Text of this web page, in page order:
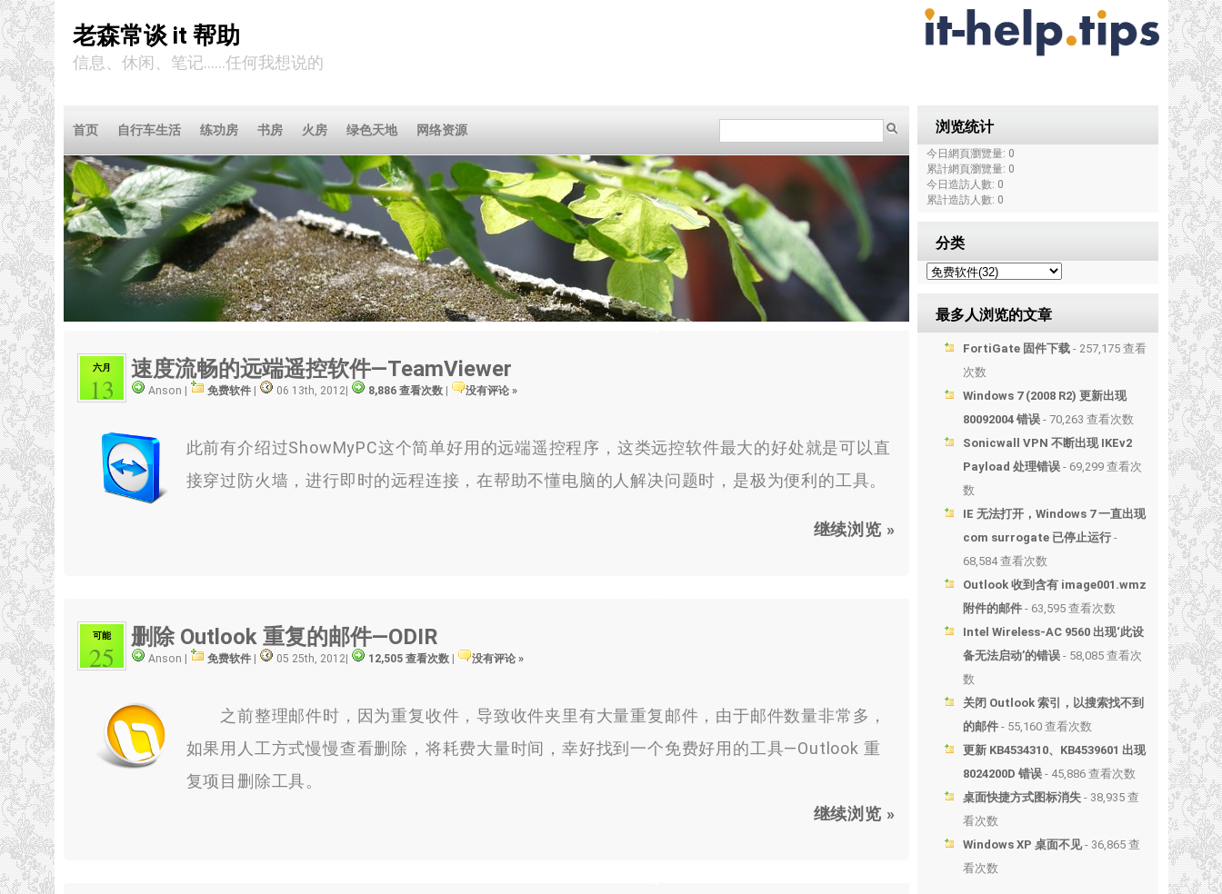
老森常谈 it 帮助
信息、休闲、笔记……任何我想说的
首页 自行车生活 练功房 书房 火房 绿色天地 网络资源
六月
13
速度流畅的远端遥控软件—TeamViewer
Anson | 免费软件| 06 13th, 2012| 8,886 查看次数 没有评论 »
此前有介绍过ShowMyPC这个简单好用的远端遥控程序，这类远控软件最大的好处就是可以直
接穿过防火墙，进行即时的远程连接，在帮助不懂电脑的人解决问题时，是极为便利的工具。
继续浏览 »
可能
25
删除 Outlook 重复的邮件—ODIR
Anson | 免费软件| 05 25th, 2012| 12,505 查看次数 | 没有评论 »
之前整理邮件时，因为重复收件，导致收件夹里有大量重复邮件，由于邮件数量非常多，
如果用人工方式慢慢查看删除，将耗费大量时间，幸好找到一个免费好用的工具—Outlook 重
复项目删除工具。
继续浏览 »
浏览统计
今日網頁瀏覽量: 0
累計網頁瀏覽量: 0
今日造訪人數: 0
累計造訪人數: 0
分类
最多人浏览的文章
FortiGate 固件下载 - 257,175 查看
次数
Windows 7 (2008 R2) 更新出现
80092004 错误 - 70,263 查看次数
Sonicwall VPN 不断出现 IKEv2
Payload 处理错误 - 69,299 查看次
数
IE 无法打开，Windows 7 一直出现
com surrogate 已停止运行 -
68,584 查看次数
Outlook 收到含有 image001.wmz
附件的邮件 - 63,595 查看次数
Intel Wireless-AC 9560 出现‘此设
备无法启动’的错误 - 58,085 查看次
数
关闭 Outlook 索引，以搜索找不到
的邮件 - 55,160 查看次数
更新 KB4534310、KB4539601 出现
8024200D 错误 - 45,886 查看次数
桌面快捷方式图标消失 - 38,935 查
看次数
Windows XP 桌面不见- 36,865 查
看次数